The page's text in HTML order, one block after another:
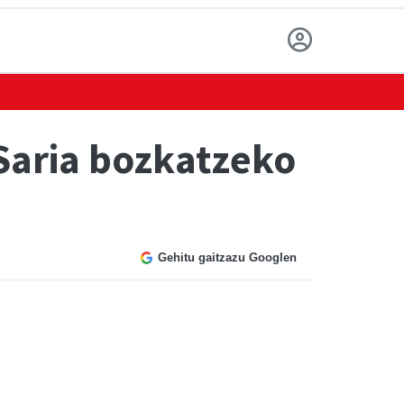
bozkatzeko
Gehitu gaitzazu Googlen